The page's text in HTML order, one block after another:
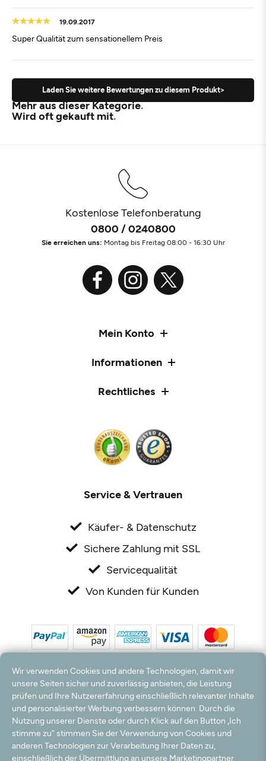
19.09.2017
Super Qualität zum sensationellem Preis
Laden Sie weitere Bewertungen zu diesem Produkt>
Mehr aus dieser Kategorie
Wird oft gekauft mit
Kostenlose Telefonberatung
0800 / 0240800
Sie erreichen uns: Montag bis Freitag 08:00 - 16:30 Uhr
Mein Konto
Informationen
Rechtliches
Service & Vertrauen
Käufer- & Datenschutz
Sichere Zahlung mit SSL
Servicequalität
Von Kunden für Kunden
*Alle Preise inkl. MwSt. und zzgl. Versandkosten. **Kostenloser Versand und Rückversand
nur innerhalb Deutschlands und Österreichs.
Hinweis:
Wir nutzen Ihre E-Mail Adresse für werbliche Zwecke, die jederzeit widerrufen
werden können. Ihre Daten werden nicht an Dritte weitergegeben.
© 2003 - 2026 Rudolf Hossdorf Teppichhandel e.K. / Alle Rechte vorbehalten. powered by
Wir verwenden Cookies und andere Technologien, damit wir
unsere Seiten sicher und zuverlässig anbieten, die Leistung
prüfen und Ihre Nutzererfahrung einschließlich relevanter Inhalte
und personalisierter Werbung verbessern können. Durch die
Nutzung unserer Dienste oder durch Klick auf den Button „Ich
stimme zu“ stimmen Sie der Verwendung von Cookies und
anderen Technologien zur Verarbeitung Ihrer Daten zu,
einschließlich der Übermittlung an unsere Marketingpartner